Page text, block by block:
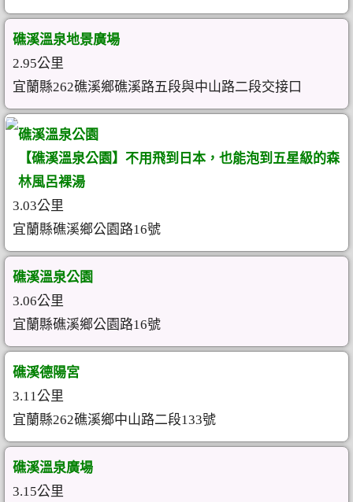
礁溪溫泉地景廣場
2.95公里
宜蘭縣262礁溪鄉礁溪路五段與中山路二段交接口
礁溪溫泉公園
【礁溪溫泉公園】不用飛到日本，也能泡到五星級的森
林風呂裸湯
3.03公里
宜蘭縣礁溪鄉公園路16號
礁溪溫泉公園
3.06公里
宜蘭縣礁溪鄉公園路16號
礁溪德陽宮
3.11公里
宜蘭縣262礁溪鄉中山路二段133號
礁溪溫泉廣場
3.15公里